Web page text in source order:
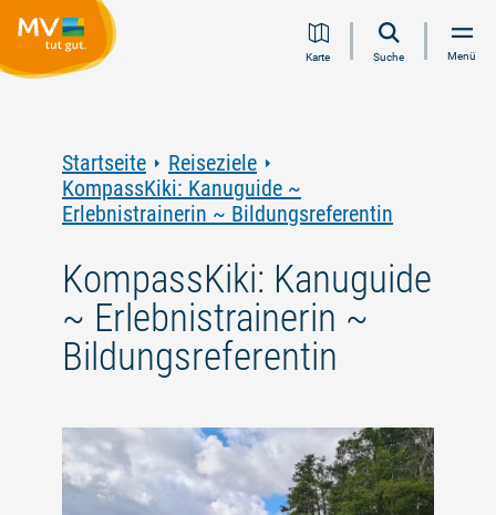
Inhalt
Navigation
Volltextsuche
FooterKarte Suche Menü
Startseite
Reiseziele
KompassKiki: Kanuguide ~
Erlebnistrainerin ~ Bildungsreferentin
KompassKiki: Kanuguide
~ Erlebnistrainerin ~
Bildungsreferentin